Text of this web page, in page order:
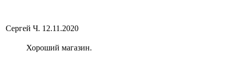
Сергей Ч. 12.11.2020
Хороший магазин.